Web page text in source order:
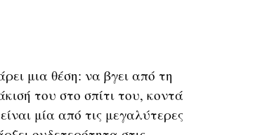
μια θέση: να βγει από τη
του στο σπίτι του, κοντά
μία από τις μεγαλύτερες